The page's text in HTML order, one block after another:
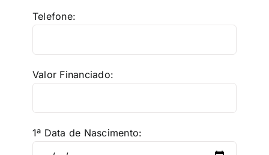
Telefone:
Valor Financiado:
1ª Data de Nascimento: